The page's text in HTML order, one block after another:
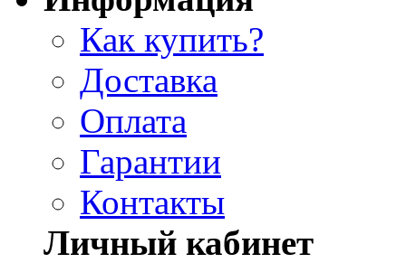
Как купить?
Доставка
Оплата
Гарантии
Контакты
Личный кабинет